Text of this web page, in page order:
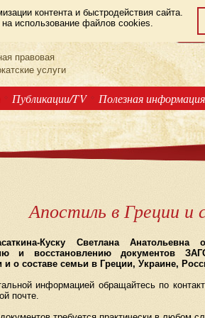
контента и быстродействия сайта.
использование файлов cookies.
LAW OFFICE
правовая
услуги
РУС
Публикации/TV Полезная информация
Апостиль в Греции
Куску Светлана Анатольевна
и восстановлению документов
и о составе семьи в Греции, Украине,
информацией обращайтесь по
почте.